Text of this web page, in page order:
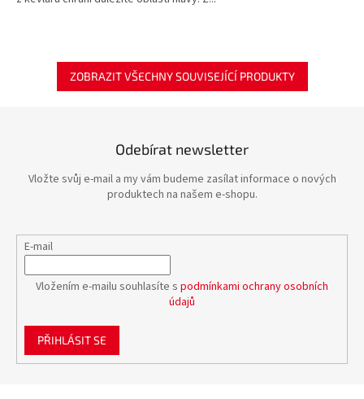
ZOBRAZIT VŠECHNY SOUVISEJÍCÍ PRODUKTY
Odebírat newsletter
Vložte svůj e-mail a my vám budeme zasílat informace o nových
produktech na našem e-shopu.
E-mail
Vložením e-mailu souhlasíte s podmínkami ochrany osobních
údajů
PŘIHLÁSIT SE